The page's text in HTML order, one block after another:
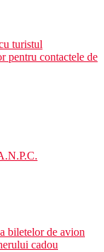
turistul
pentru contactele de
biletelor de avion
cadou